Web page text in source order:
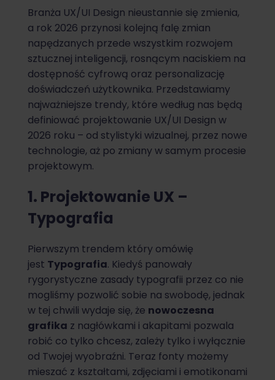
Branża UX/UI Design nieustannie się zmienia,
a rok 2026 przynosi kolejną falę zmian
napędzanych przede wszystkim rozwojem
sztucznej inteligencji, rosnącym naciskiem na
dostępność cyfrową oraz personalizację
doświadczeń użytkownika. Przedstawiamy
najważniejsze trendy, które według nas będą
definiować projektowanie UX/UI Design w
2026 roku – od stylistyki wizualnej, przez nowe
technologie, aż po zmiany w samym procesie
projektowym.
1. Projektowanie UX –
Typografia
Pierwszym trendem który omówię
jest Typografia. Kiedyś panowały
rygorystyczne zasady typografii przez co nie
mogliśmy pozwolić sobie na swobodę, jednak
w tej chwili wydaje się, że nowoczesna
grafika z nagłówkami i akapitami pozwala
robić co tylko chcesz, zależy tylko i wyłącznie
od Twojej wyobraźni. Teraz fonty możemy
mieszać z kształtami, zdjęciami i emotikonami